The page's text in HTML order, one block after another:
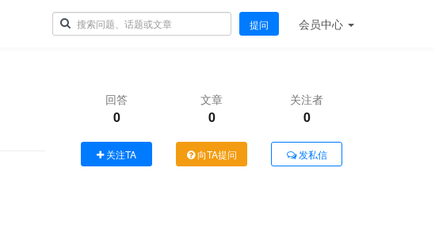
提问 会员中心
回答
0
文章
0
关注者
0
关注TA 向TA提问 发私信